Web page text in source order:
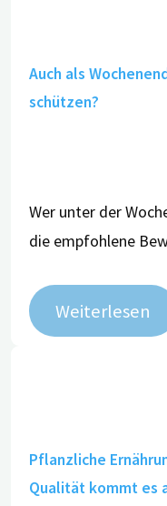
Auch als
schützen?
Wer unter der
die empfohlene
Weiterlesen
Pflanzliche
Qualität kommt es